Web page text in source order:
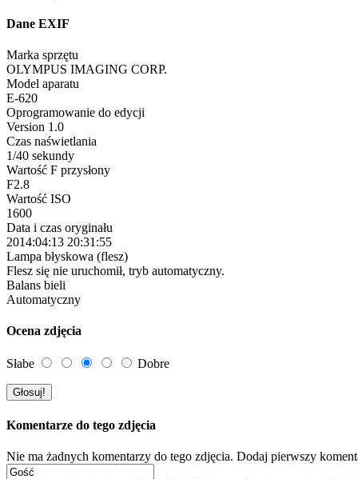
Dane EXIF
Marka sprzętu
OLYMPUS IMAGING CORP.
Model aparatu
E-620
Oprogramowanie do edycji
Version 1.0
Czas naświetlania
1/40 sekundy
Wartość F przysłony
F2.8
Wartość ISO
1600
Data i czas oryginału
2014:04:13 20:31:55
Lampa błyskowa (flesz)
Flesz się nie uruchomił, tryb automatyczny.
Balans bieli
Automatyczny
Ocena zdjęcia
Słabe Dobre
Komentarze do tego zdjęcia
Nie ma żadnych komentarzy do tego zdjęcia. Dodaj pierwszy